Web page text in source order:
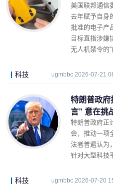
美国联邦通信
去年赋予自身
批准的电子产
目标直指涉嫌
无人机禁令的“
科技 ugmbbc 2026-07-21
特朗普政府
言” 意在挑
特朗普政府正
会，推动一项
法者普遍认为
针对大型科技
科技 ugmbbc 2026-07-20